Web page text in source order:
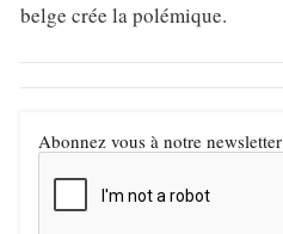
belge crée la polémique.
Abonnez vous à notre newsletter